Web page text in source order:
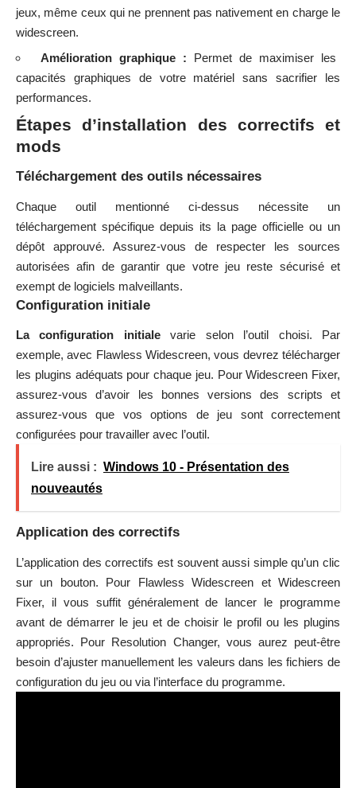
jeux, même ceux qui ne prennent pas nativement en charge le
widescreen.
Amélioration graphique : Permet de maximiser les
capacités graphiques de votre matériel sans sacrifier les
performances.
Étapes d’installation des correctifs et
mods
Téléchargement des outils nécessaires
Chaque outil mentionné ci-dessus nécessite un
téléchargement spécifique depuis its la page officielle ou un
dépôt approuvé. Assurez-vous de respecter les sources
autorisées afin de garantir que votre jeu reste sécurisé et
exempt de logiciels malveillants.
Configuration initiale
La configuration initialevarie selon l’outil choisi. Par
exemple, avec Flawless Widescreen, vous devrez télécharger
les plugins adéquats pour chaque jeu. Pour Widescreen Fixer,
assurez-vous d’avoir les bonnes versions des scripts et
assurez-vous que vos options de jeu sont correctement
configurées pour travailler avec l’outil.
Lire aussi : Windows 10 - Présentation des
nouveautés
Application des correctifs
L’application des correctifs est souvent aussi simple qu’un clic
sur un bouton. Pour Flawless Widescreen et Widescreen
Fixer, il vous suffit généralement de lancer le programme
avant de démarrer le jeu et de choisir le profil ou les plugins
appropriés. Pour Resolution Changer, vous aurez peut-être
besoin d’ajuster manuellement les valeurs dans les fichiers de
configuration du jeu ou via l’interface du programme.